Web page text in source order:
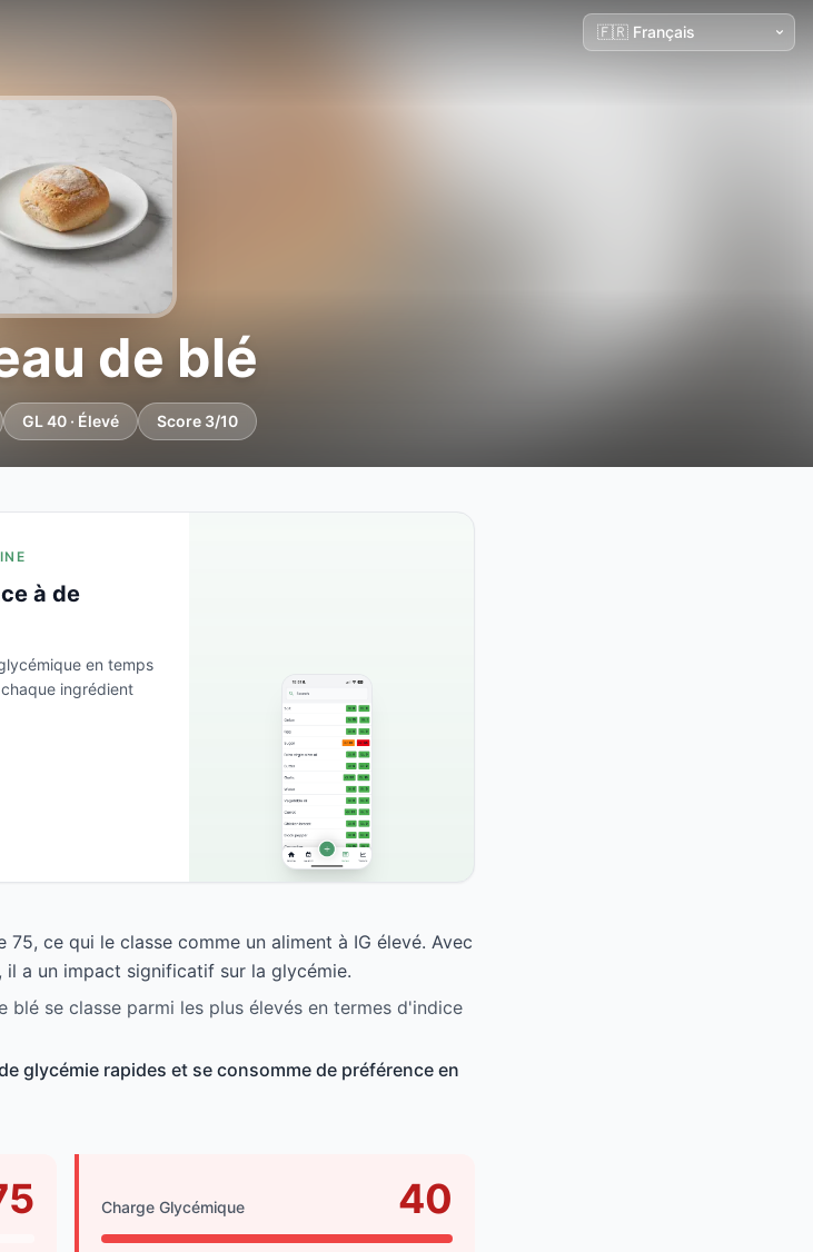
de blé
GL 40 · Élevé Score 3/10
à de
en temps
ingrédient
ce qui le classe comme un aliment à IG élevé. Avec
a un impact significatif sur la glycémie.
blé se classe parmi les plus élevés en termes d'indice
glycémie rapides et se consomme de préférence en
Charge Glycémique 40